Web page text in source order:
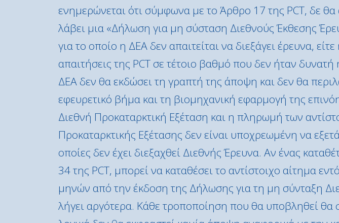
ενημερώνεται ότι σύμφωνα με το Άρθρο 17 της PCT, δε
λάβει μια «Δήλωση για μη σύσταση Διεθνούς Έκθεσης
για το οποίο η ΔΕΑ δεν απαιτείται να διεξάγει έρευνα,
απαιτήσεις της PCT σε τέτοιο βαθμό που δεν ήταν
ΔΕΑ δεν θα εκδώσει τη γραπτή της άποψη και δεν θα
εφευρετικό βήμα και τη βιομηχανική εφαρμογή της
Διεθνή Προκαταρκτική Εξέταση και η πληρωμή των
Προκαταρκτικής Εξέτασης δεν είναι υποχρεωμένη να
οποίες δεν έχει διεξαχθεί Διεθνής Έρευνα. Αν ένας
34 της PCT, μπορεί να καταθέσει το αντίστοιχο αίτημα
μηνών από την έκδοση της Δήλωσης για τη μη σύνταξη
λήγει αργότερα. Κάθε τροποποίηση που θα υποβληθεί θα